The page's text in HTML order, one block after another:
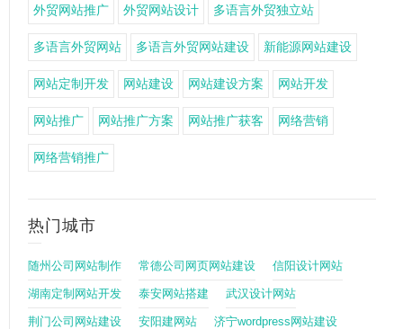
外贸网站推广 外贸网站设计 多语言外贸独立站
多语言外贸网站 多语言外贸网站建设 新能源网站建设
网站定制开发 网站建设 网站建设方案 网站开发
网站推广 网站推广方案 网站推广获客 网络营销
网络营销推广
热门城市
随州公司网站制作 常德公司网页网站建设 信阳设计网站
湖南定制网站开发 泰安网站搭建 武汉设计网站
荆门公司网站建设 安阳建网站 济宁wordpress网站建设